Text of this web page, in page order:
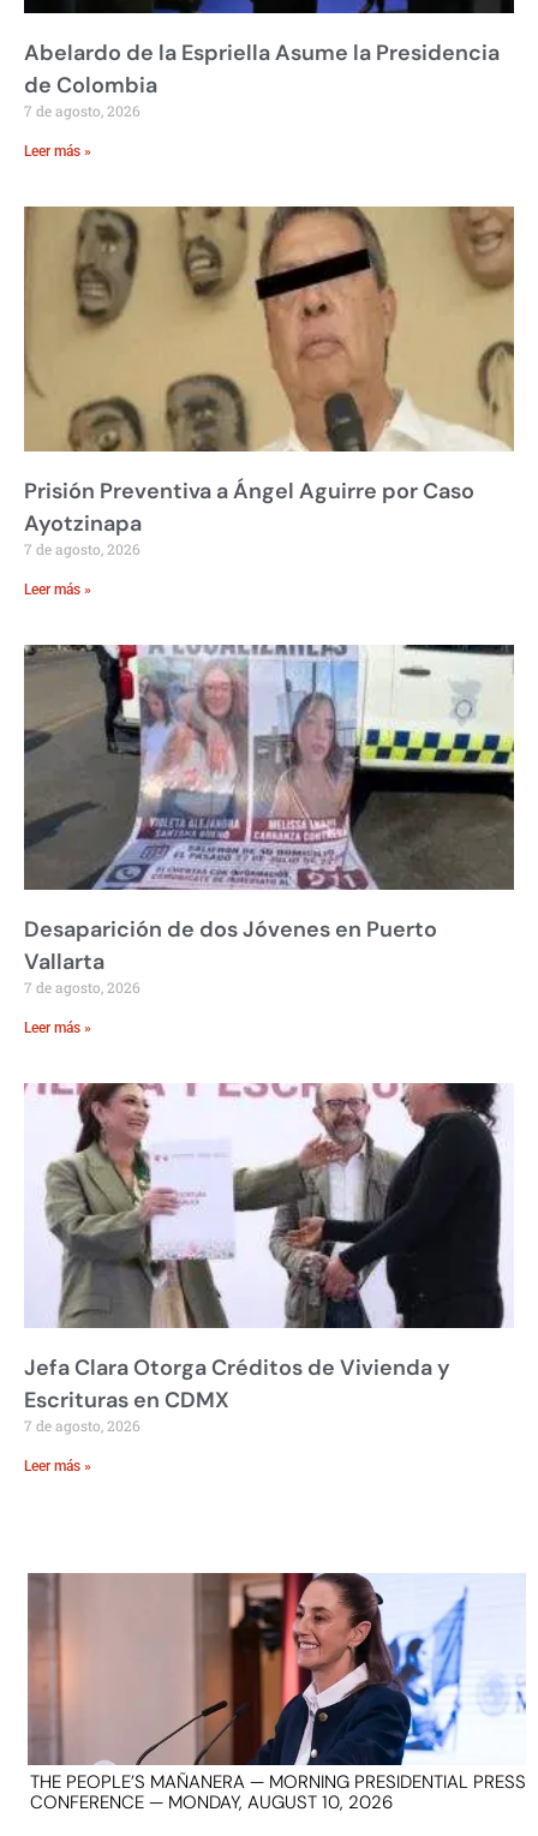
Abelardo de la Espriella Asume la Presidencia
de Colombia
7 de agosto, 2026
Leer más »
Prisión Preventiva a Ángel Aguirre por Caso
Ayotzinapa
7 de agosto, 2026
Leer más »
Desaparición de dos Jóvenes en Puerto
Vallarta
7 de agosto, 2026
Leer más »
Jefa Clara Otorga Créditos de Vivienda y
Escrituras en CDMX
7 de agosto, 2026
Leer más »
THE PEOPLE’S MAÑANERA — MORNING PRESIDENTIAL PRESS
CONFERENCE — MONDAY, AUGUST 10, 2026